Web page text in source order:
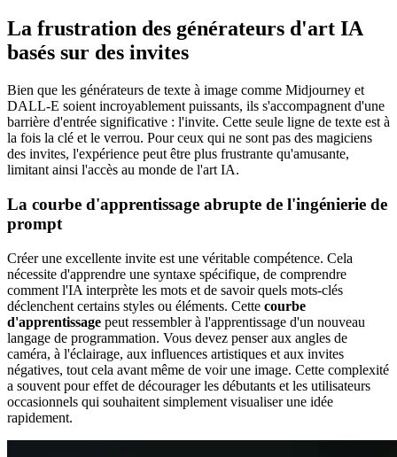
La frustration des générateurs d'art IA
basés sur des invites
Bien que les générateurs de texte à image comme Midjourney et
DALL-E soient incroyablement puissants, ils s'accompagnent d'une
barrière d'entrée significative : l'invite. Cette seule ligne de texte est à
la fois la clé et le verrou. Pour ceux qui ne sont pas des magiciens
des invites, l'expérience peut être plus frustrante qu'amusante,
limitant ainsi l'accès au monde de l'art IA.
La courbe d'apprentissage abrupte de l'ingénierie de
prompt
Créer une excellente invite est une véritable compétence. Cela
nécessite d'apprendre une syntaxe spécifique, de comprendre
comment l'IA interprète les mots et de savoir quels mots-clés
déclenchent certains styles ou éléments. Cette courbe
d'apprentissage peut ressembler à l'apprentissage d'un nouveau
langage de programmation. Vous devez penser aux angles de
caméra, à l'éclairage, aux influences artistiques et aux invites
négatives, tout cela avant même de voir une image. Cette complexité
a souvent pour effet de décourager les débutants et les utilisateurs
occasionnels qui souhaitent simplement visualiser une idée
rapidement.